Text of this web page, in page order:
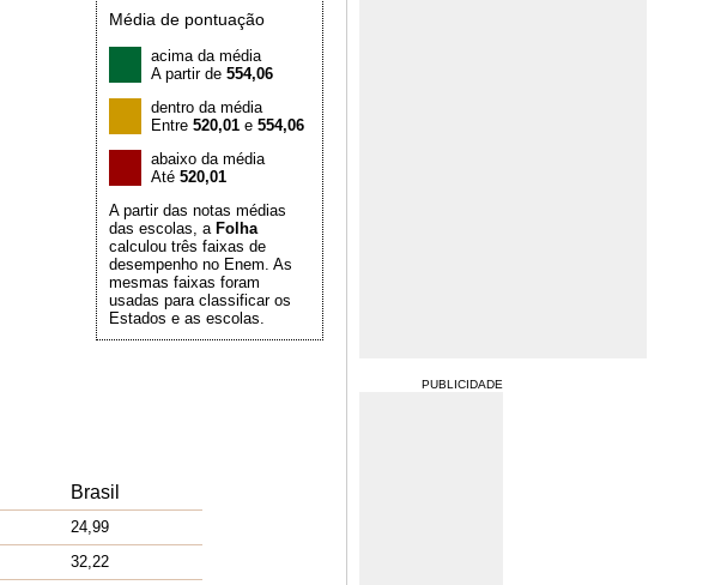
Média de pontuação
acima da média
A partir de 554,06
dentro da média
Entre 520,01 e 554,06
abaixo da média
Até 520,01
A partir das notas médias
das escolas, a Folha
calculou três faixas de
desempenho no Enem. As
mesmas faixas foram
usadas para classificar os
Estados e as escolas.
Brasil
24,99
32,22
PUBLICIDADE